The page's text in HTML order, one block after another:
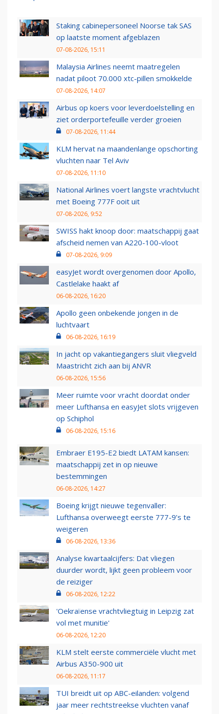
Staking cabinepersoneel Noorse tak SAS
op laatste moment afgeblazen
07-08-2026, 15:11
Malaysia Airlines neemt maatregelen
nadat piloot 70.000 xtc-pillen smokkelde
07-08-2026, 14:07
Airbus op koers voor leverdoelstelling en
ziet orderportefeuille verder groeien
07-08-2026, 11:44
KLM hervat na maandenlange opschorting
vluchten naar Tel Aviv
07-08-2026, 11:10
National Airlines voert langste vrachtvlucht
met Boeing 777F ooit uit
07-08-2026, 9:52
SWISS hakt knoop door: maatschappij gaat
afscheid nemen van A220-100-vloot
07-08-2026, 9:09
easyJet wordt overgenomen door Apollo,
Castlelake haakt af
06-08-2026, 16:20
Apollo geen onbekende jongen in de
luchtvaart
06-08-2026, 16:19
In jacht op vakantiegangers sluit vliegveld
Maastricht zich aan bij ANVR
06-08-2026, 15:56
Meer ruimte voor vracht doordat onder
meer Lufthansa en easyJet slots vrijgeven
op Schiphol
06-08-2026, 15:16
Embraer E195-E2 biedt LATAM kansen:
maatschappij zet in op nieuwe
bestemmingen
06-08-2026, 14:27
Boeing krijgt nieuwe tegenvaller:
Lufthansa overweegt eerste 777-9’s te
weigeren
06-08-2026, 13:36
Analyse kwartaalcijfers: Dat vliegen
duurder wordt, lijkt geen probleem voor
de reiziger
06-08-2026, 12:22
'Oekraïense vrachtvliegtuig in Leipzig zat
vol met munitie'
06-08-2026, 12:20
KLM stelt eerste commerciële vlucht met
Airbus A350-900 uit
06-08-2026, 11:17
TUI breidt uit op ABC-eilanden: volgend
jaar meer rechtstreekse vluchten vanaf